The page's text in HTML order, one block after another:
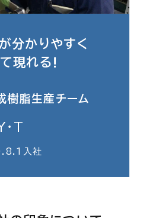
分かりやすく
現れる!
樹脂生産チーム
・T
入社